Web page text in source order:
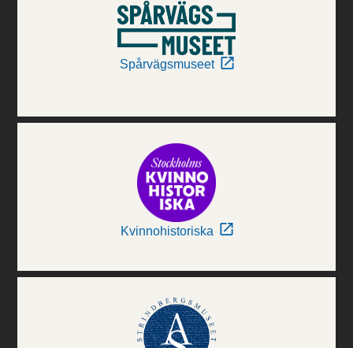
Spårvägsmuseet
Kvinnohistoriska